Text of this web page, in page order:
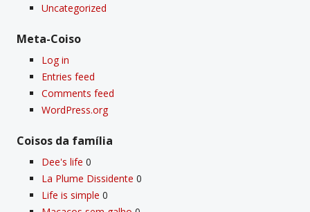
Uncategorized
Meta-Coiso
Log in
Entries feed
Comments feed
WordPress.org
Coisos da famí­lia
Dee's life 0
La Plume Dissidente 0
Life is simple 0